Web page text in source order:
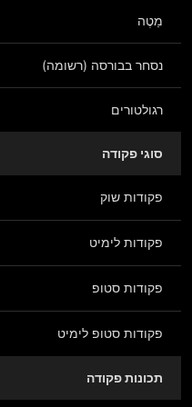
מַטֶה
נסחר בבורסה (רשומה)
רגולטורים
סוגי פקודה
פקודות שוק
פקודות לימיט
פקודות סטופ
פקודות סטופ לימיט
תכונות פקודה